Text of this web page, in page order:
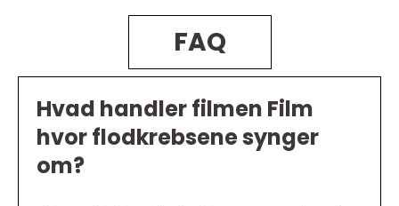
FAQ
Hvad handler filmen Film
hvor flodkrebsene synger
om?